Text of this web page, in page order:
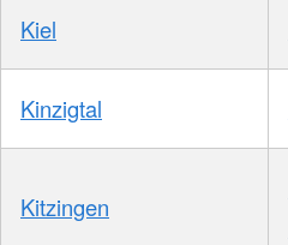
Kiel
Kinzigtal
Kitzingen